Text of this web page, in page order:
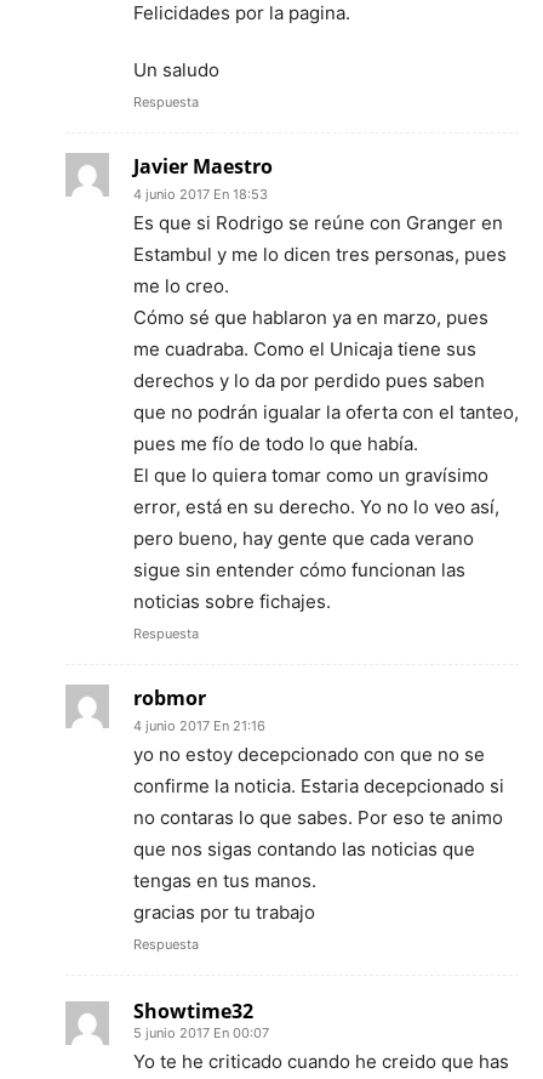
Felicidades por la pagina.
Un saludo
Respuesta
Javier Maestro
4 junio 2017 En 18:53
Es que si Rodrigo se reúne con Granger en
Estambul y me lo dicen tres personas, pues
me lo creo.
Cómo sé que hablaron ya en marzo, pues
me cuadraba. Como el Unicaja tiene sus
derechos y lo da por perdido pues saben
que no podrán igualar la oferta con el tanteo,
pues me fío de todo lo que había.
El que lo quiera tomar como un gravísimo
error, está en su derecho. Yo no lo veo así,
pero bueno, hay gente que cada verano
sigue sin entender cómo funcionan las
noticias sobre fichajes.
Respuesta
robmor
4 junio 2017 En 21:16
yo no estoy decepcionado con que no se
confirme la noticia. Estaria decepcionado si
no contaras lo que sabes. Por eso te animo
que nos sigas contando las noticias que
tengas en tus manos.
gracias por tu trabajo
Respuesta
Showtime32
5 junio 2017 En 00:07
Yo te he criticado cuando he creido que has